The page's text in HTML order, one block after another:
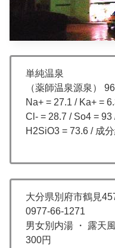
単純温泉
（薬師温泉源泉）
Na+ = 27.1 / Ka+ =
Cl- = 28.7 / So4 = 93
H2SiO3 = 73.6 / 成
大分県別府市鶴見
0977-66-1271
男女別内湯 ・ 露天
300円